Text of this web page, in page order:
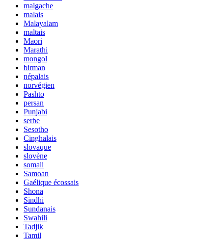
malgache
malais
Malayalam
maltais
Maori
Marathi
mongol
birman
népalais
norvégien
Pashto
persan
Punjabi
serbe
Sesotho
Cinghalais
slovaque
slovène
somali
Samoan
Gaélique écossais
Shona
Sindhi
Sundanais
Swahili
Tadjik
Tamil